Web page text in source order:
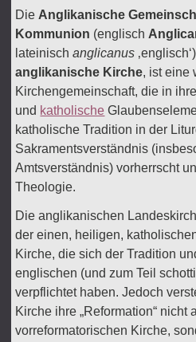
Die Anglikanische
Kommunion (englisch
lateinischanglicanus
anglikanische Kirche, ist eine
Kirchengemeinschaft, die in
und katholische
katholische Tradition in der
Sakramentsverständnis
Amtsverständnis) vorherrscht
Theologie.
Die anglikanischen
der einen, heiligen,
Kirche, die sich der Tradition
englischen (und zum Teil
verpflichtet haben. Jedoch
Kirche ihre „Reformation“ nicht
vorreformatorischen Kirche,